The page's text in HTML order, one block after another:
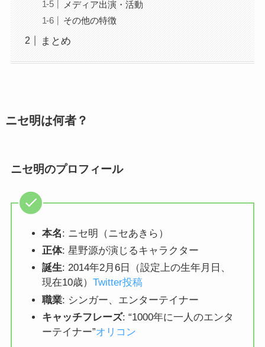
メディア出演・活動
その他の特徴
まとめ
ニセ明は何者？
ニセ明のプロフィール
本名: ニセ明（ニセあきら）
正体: 星野源が演じるキャラクター
誕生: 2014年2月6日（設定上の生年月日、
現在10歳） Twitter投稿
職業: シンガー、エンターテイナー
キャッチフレーズ: “1000年に一人のエンタ
ーテイナー”オリコン